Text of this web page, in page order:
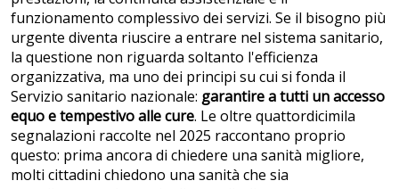
funzionamento complessivo dei servizi. Se il bisogno più
urgente diventa riuscire a entrare nel sistema sanitario,
la questione non riguarda soltanto l'efficienza
organizzativa, ma uno dei principi su cui si fonda il
Servizio sanitario nazionale: garantire a tutti un accesso
equo e tempestivo alle cure. Le oltre quattordicimila
segnalazioni raccolte nel 2025 raccontano proprio
questo: prima ancora di chiedere una sanità migliore,
molti cittadini chiedono una sanità che sia